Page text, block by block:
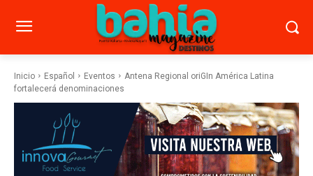
Inicio Español Eventos
Antena Regional oriGIn América Latina
fortalecerá denominaciones